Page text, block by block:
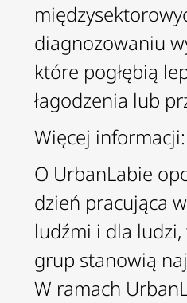
diagnozowaniu
które pogłębią
łagodzenia lub
Więcej informacji:
O UrbanLabie
dzień pracująca
ludźmi i dla
grup stanowią
W ramach